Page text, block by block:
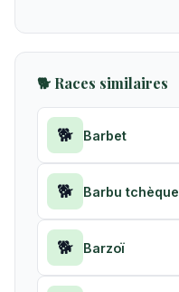
🐕 Races similaires
🐕 Barbet
🐕 Barbu tchèque
🐕 Barzoï